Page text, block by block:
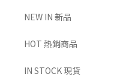
TOP 上身
NEW IN 新品
HOT 熱銷商品
IN STOCK 現貨